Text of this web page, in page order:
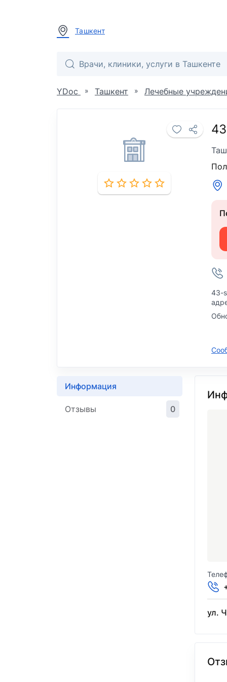
Ташкент
YDoc » Ташкент » Лечебные
43-
Информация
Отзывы 0
ул.